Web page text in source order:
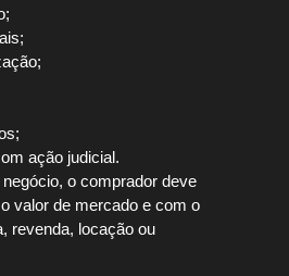
ação judicial.
o comprador deve
valor de mercado e com o
revenda, locação ou